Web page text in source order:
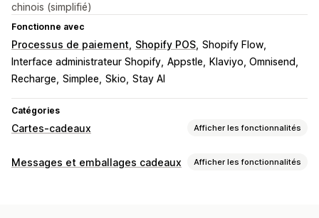
chinois (simplifié)
Fonctionne avec
Processus de paiement Shopify POS Shopify Flow
Interface administrateur Shopify Appstle
Klaviyo, Omnisend
Recharge Simplee Skio Stay AI
Catégories
Cartes-cadeaux Afficher les fonctionnalités
Types de cartes
Messages et emballages cadeaux Afficher les fonctionnalités